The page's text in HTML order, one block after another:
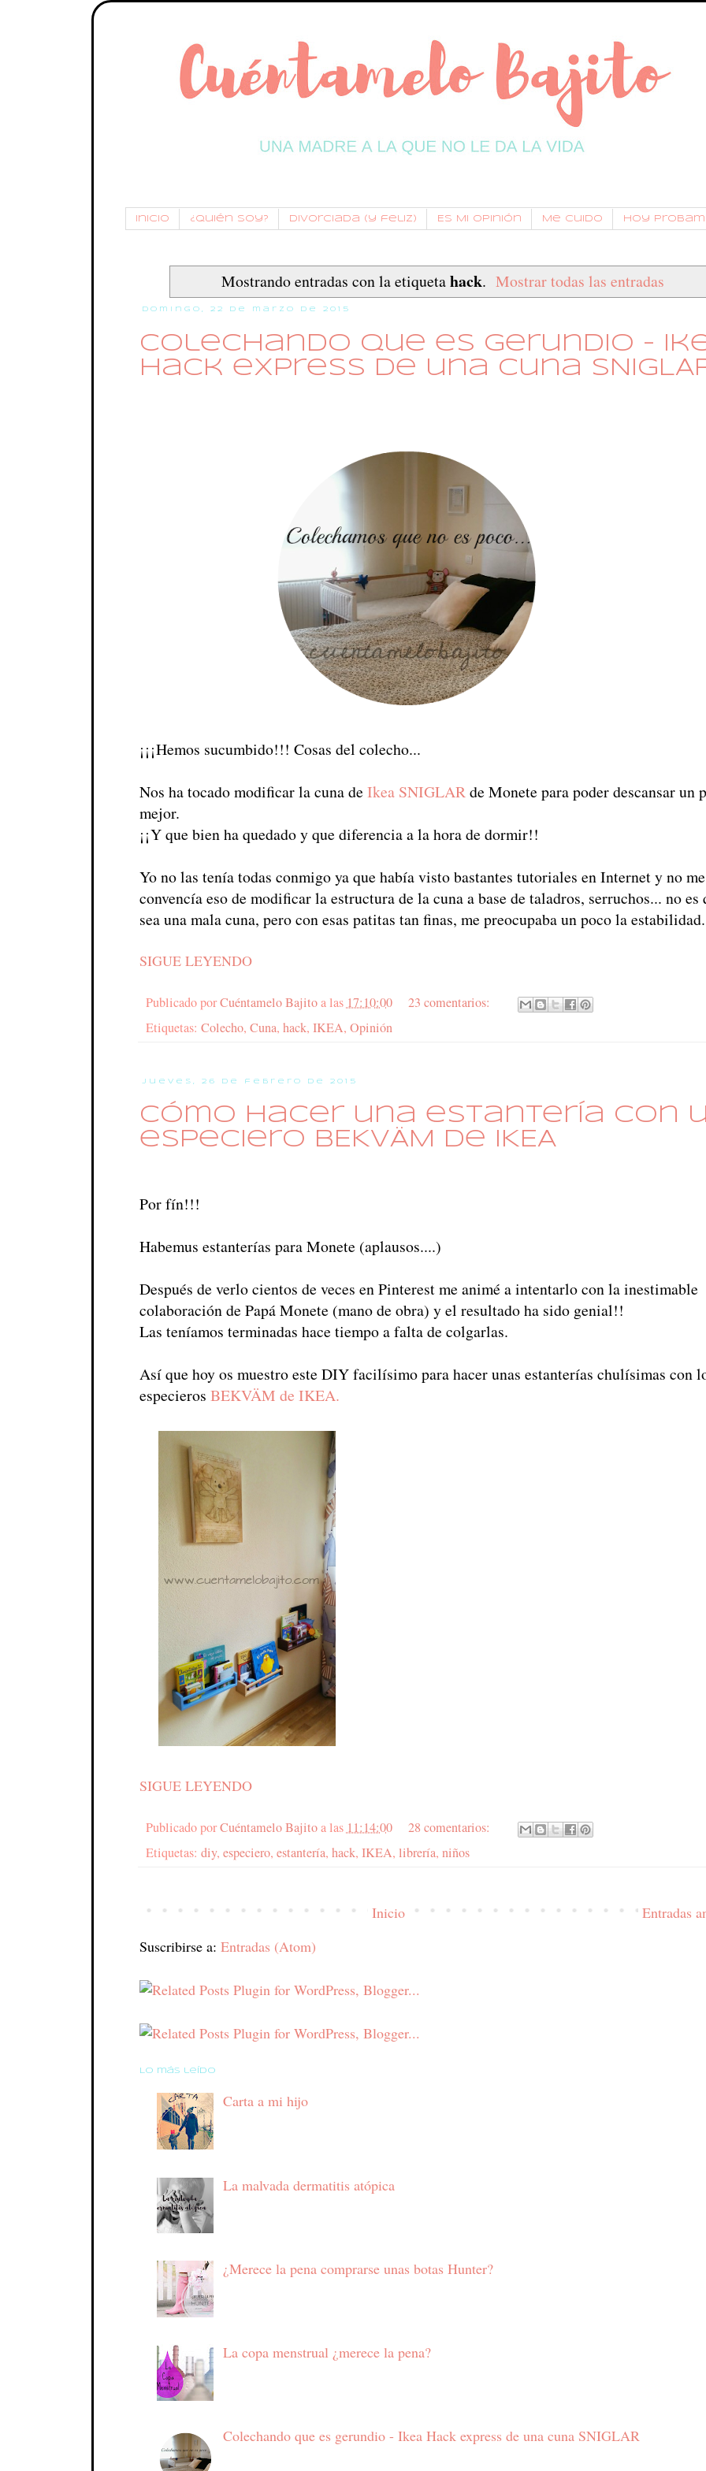
Inicio ¿Quién soy? Divorciada (y feliz) Es Mi Opinión Me Cuido Hoy
Mostrando entradas con la etiquetahack. Mostrar todas las entradas
domingo, 22 de marzo de 2015
Colechando que es gerundio -
Hack express de una cuna
¡¡¡Hemos sucumbido!!! Cosas del colecho...
Nos ha tocado modificar la cuna de Ikea SNIGLARde Monete para poder descansar un
mejor.
¡¡Y que bien ha quedado y que diferencia a la hora de dormir!!
Yo no las tenía todas conmigo ya que había visto bastantes tutoriales en Internet y no me
convencía eso de modificar la estructura de la cuna a base de taladros, serruchos... no es
sea una mala cuna, pero con esas patitas tan finas, me preocupaba un poco la estabilidad.
SIGUE LEYENDO
Publicado porCuéntamelo Bajito a las 17:10:00
23 comentarios:
Etiquetas: Colecho, Cuna, hack, IKEA, Opinión
jueves, 26 de febrero de 2015
Cómo hacer una estantería con
especiero BEKVÄM de IKEA
Por fín!!!
Habemus estanterías para Monete (aplausos....)
Después de verlo cientos de veces en Pinterest me animé a intentarlo con la inestimable
colaboración de Papá Monete (mano de obra) y el resultado ha sido genial!!
Las teníamos terminadas hace tiempo a falta de colgarlas.
Así que hoy os muestro este DIY facilísimo para hacer unas estanterías chulísimas con
especieros BEKVÄM de IKEA.
SIGUE LEYENDO
Publicado porCuéntamelo Bajito a las 11:14:00
28 comentarios:
Etiquetas: diy, especiero, estantería, hack, IKEA, librería, niños
Entradas
Inicio
Suscribirse a: Entradas (Atom)
Lo más leído
Carta a mi hijo
La malvada dermatitis atópica
¿Merece la pena comprarse unas botas Hunter?
La copa menstrual ¿merece la pena?
Colechando que es gerundio - Ikea Hack express de una cuna SNIGLAR